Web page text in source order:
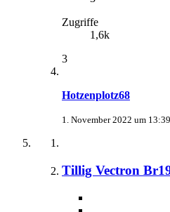
Zugriffe
1,6k
3
Hotzenplotz68
1. November 2022 um 13:39
Tillig Vectron